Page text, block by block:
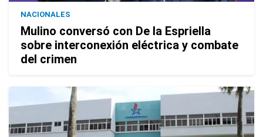
NACIONALES
Mulino conversó con De la Espriella
sobre interconexión eléctrica y combate
del crimen